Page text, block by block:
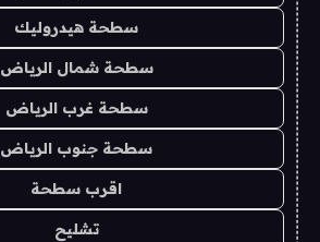
سطحة هيدروليك
سطحة شمال الرياض
سطحة غرب الرياض
سطحة جنوب الرياض
اقرب سطحة
تشليح